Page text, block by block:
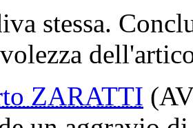
stessa.
ZARATTI